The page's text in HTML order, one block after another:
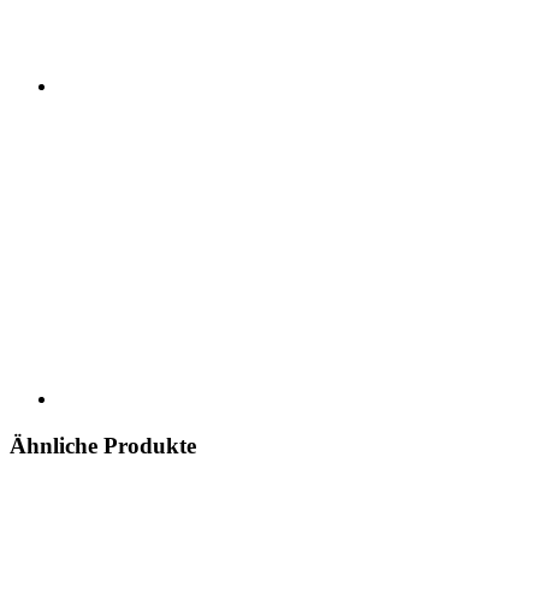
Ähnliche Produkte